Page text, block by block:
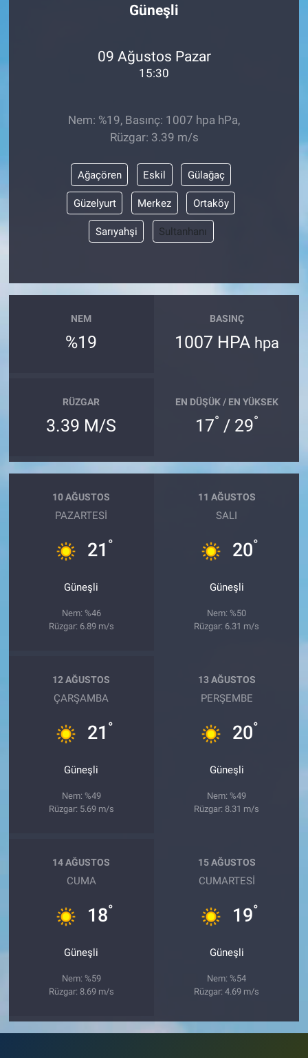
Güneşli
09 Ağustos Pazar
15:30
Nem: %19, Basınç: 1007 hpa hPa,
Rüzgar: 3.39 m/s
Ağaçören Eskil Gülağaç
Güzelyurt Merkez Ortaköy
Sarıyahşi Sultanhanı
NEM
%19
BASINÇ
1007 HPA hpa
RÜZGAR
3.39 M/S
EN DÜŞÜK / EN YÜKSEK
17° / 29°
10 AĞUSTOS
PAZARTESI
21 °
Güneşli
Nem: %46
Rüzgar: 6.89 m/s
11 AĞUSTOS
SALI
20°
Güneşli
Nem: %50
Rüzgar: 6.31 m/s
12 AĞUSTOS
ÇARŞAMBA
21 °
Güneşli
Nem: %49
Rüzgar: 5.69 m/s
13 AĞUSTOS
PERŞEMBE
20°
Güneşli
Nem: %49
Rüzgar: 8.31 m/s
14 AĞUSTOS
CUMA
18°
Güneşli
Nem: %59
Rüzgar: 8.69 m/s
15 AĞUSTOS
CUMARTESI
19°
Güneşli
Nem: %54
Rüzgar: 4.69 m/s